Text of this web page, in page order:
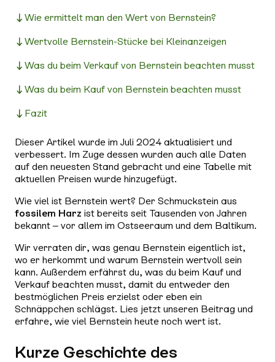
Wie ermittelt man den Wert von Bernstein?
Wertvolle Bernstein-Stücke bei Kleinanzeigen
Was du beim Verkauf von Bernstein beachten musst
Was du beim Kauf von Bernstein beachten musst
Fazit
Dieser Artikel wurde im Juli 2024 aktualisiert und
verbessert. Im Zuge dessen wurden auch alle Daten
auf den neuesten Stand gebracht und eine Tabelle mit
aktuellen Preisen wurde hinzugefügt.
Wie viel ist Bernstein wert? Der Schmuckstein aus
fossilem Harz ist bereits seit Tausenden von Jahren
bekannt – vor allem im Ostseeraum und dem Baltikum.
Wir verraten dir, was genau Bernstein eigentlich ist,
wo er herkommt und warum Bernstein wertvoll sein
kann. Außerdem erfährst du, was du beim Kauf und
Verkauf beachten musst, damit du entweder den
bestmöglichen Preis erzielst oder eben ein
Schnäppchen schlägst. Lies jetzt unseren Beitrag und
erfahre, wie viel Bernstein heute noch wert ist.
Kurze Geschichte des